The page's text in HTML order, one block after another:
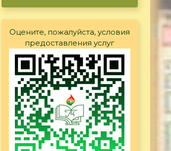
Оцените, пожалуйста, условия
предоставления услуг